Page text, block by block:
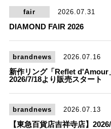
fair 2026.07.31
DIAMOND FAIR 2026
brandnews 2026.07.16
新作リング「Reflet d'Amour
2026/7/18より販売スタート
brandnews 2026.07.13
【東急百貨店吉祥寺店】